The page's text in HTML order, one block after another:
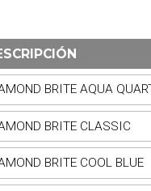
BRITE AQUA
BRITE CLASSIC
BRITE COOL BLUE